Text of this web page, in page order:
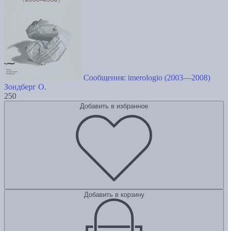
Сообщения: imerologio (2003—2008)
Зондберг О.
250
Добавить в избранное
Добавить в корзину